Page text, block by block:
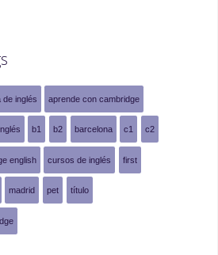
de inglés aprende con cambridge
b1 b2 barcelona c1 c2
english cursos de inglés first
madrid pet título